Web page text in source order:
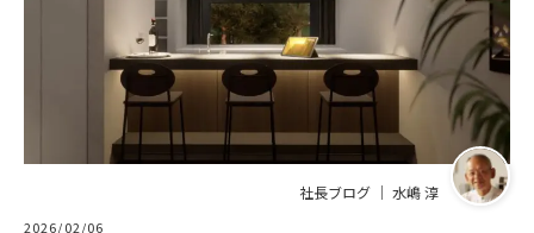
社長ブログ ｜ 水嶋 淳
2026/02/06